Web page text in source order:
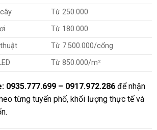
Từ 250.000
Từ 180.000
Từ 7.500.000/cổng
Từ 850.000/m²
0935.777.699 – 0917.972.286để nhận
từng tuyến phố, khối lượng thực tế và